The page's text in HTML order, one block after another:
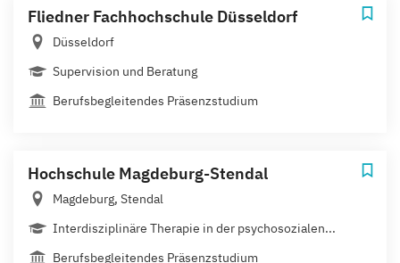
Fliedner Fachhochschule Düsseldorf
Düsseldorf
Supervision und Beratung
Berufsbegleitendes Präsenzstudium
Hochschule Magdeburg-Stendal
Magdeburg, Stendal
Interdisziplinäre Therapie in der psychosozialen...
Berufsbegleitendes Präsenzstudium